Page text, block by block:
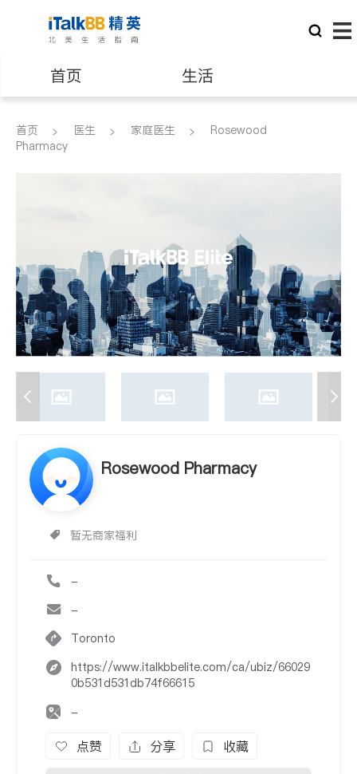
首页 生活
医生 律师
建筑装修
首页 医生 家庭医生
Rosewood
Pharmacy
Rosewood Pharmacy
暂无商家福利
-
-
Toronto
https://www.italkbbelite.com/ca/ubiz/66029
0b531d531db74f66615
-
点赞 分享 收藏